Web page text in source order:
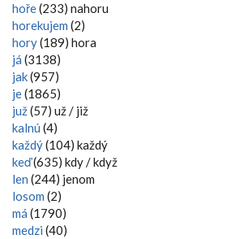
hoře(233) nahoru
horekujem (2)
hory(189) hora
já (3138)
jak(957)
je(1865)
juž(57) už / již
kalnú (4)
každý(104) každý
keď(635) kdy / když
len (244) jenom
losom (2)
má (1790)
medzi (40)